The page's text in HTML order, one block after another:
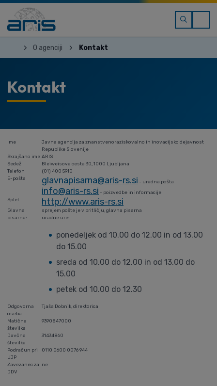
O agenciji Kontakt
Kontakt
Ime
Javna agencija za znanstvenoraziskovalno in inovacijsko dejavnost
Republike Slovenije
Skrajšano ime ARIS
Sedež
Bleiweisova cesta 30, 1000 Ljubljana
Telefon
(01) 400 5910
E-pošta
glavnapisarna@aris-rs.si - uradna pošta
info@aris-rs.si - poizvedbe in informacije
Splet
http://www.aris-rs.si
Glavna
pisarna:
sprejem pošte je v pritličju, glavna pisarna
uradne ure:
ponedeljek od 10.00 do 12.00 in od 13.00
do 15.00
sreda od 10.00 do 12.00 in od 13.00 do
15.00
petek od 10.00 do 12.30
Odgovorna
oseba
Tjaša Dobnik, direktorica
Matična
številka
9390847000
Davčna
številka
31434860
Podračun pri
UJP
0110 0600 0076 944
Zavezanec za
DDV
ne